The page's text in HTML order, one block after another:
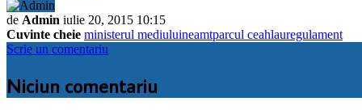
de Admin iulie 20, 2015 10:15
Cuvinte cheie ministerul mediuluineamtparcul ceahlauregulament
Scrie un comentariu
Niciun comentariu